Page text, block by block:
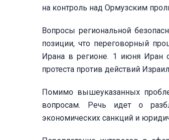
на контроль над Ормузским
Вопросы региональной
позиции, что переговорный
Ирана в регионе. 1 июня Иран
протеста против действий
Помимо вышеуказанных
вопросам. Речь идет о
экономических санкций и